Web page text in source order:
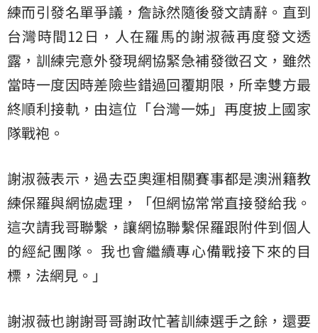
練而引發名單爭議，詹詠然隨後發文請辭。直到
台灣時間12日，人在羅馬的謝淑薇再度發文透
露，訓練完意外發現網協緊急補發徵召文，雖然
當時一度因時差險些錯過回覆期限，所幸雙方最
終順利接軌，由這位「台灣一姊」再度披上國家
隊戰袍。
謝淑薇表示，過去亞奧運相關賽事都是澳洲籍教
練保羅與網協處理，「但網協常常直接發給我。
這次請我哥聯繫，讓網協聯繫保羅跟附件到個人
的經紀團隊。 我也會繼續專心備戰接下來的目
標，法網見。」
謝淑薇也謝謝哥哥謝政忙著訓練選手之餘，還要